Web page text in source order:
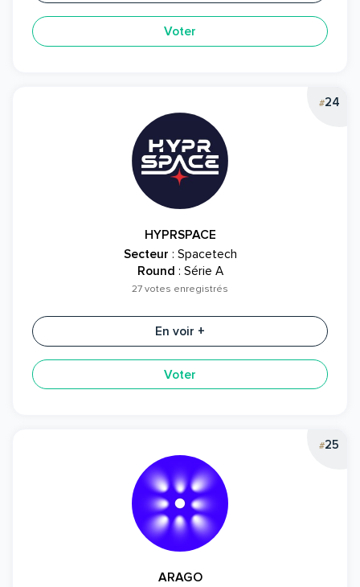
Voter
#24
HYPRSPACE
Secteur : Spacetech
Round : Série A
27 votes enregistrés
En voir +
Voter
#25
ARAGO